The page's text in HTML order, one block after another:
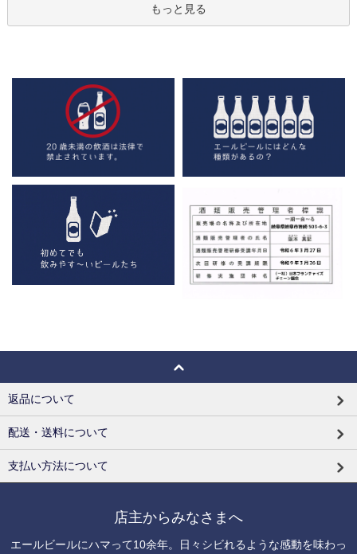
もっと見る
返品について
配送・送料について
支払い方法について
店主からみなさまへ
エールビールにハマって10余年。日々シビれるような感動を味わっ